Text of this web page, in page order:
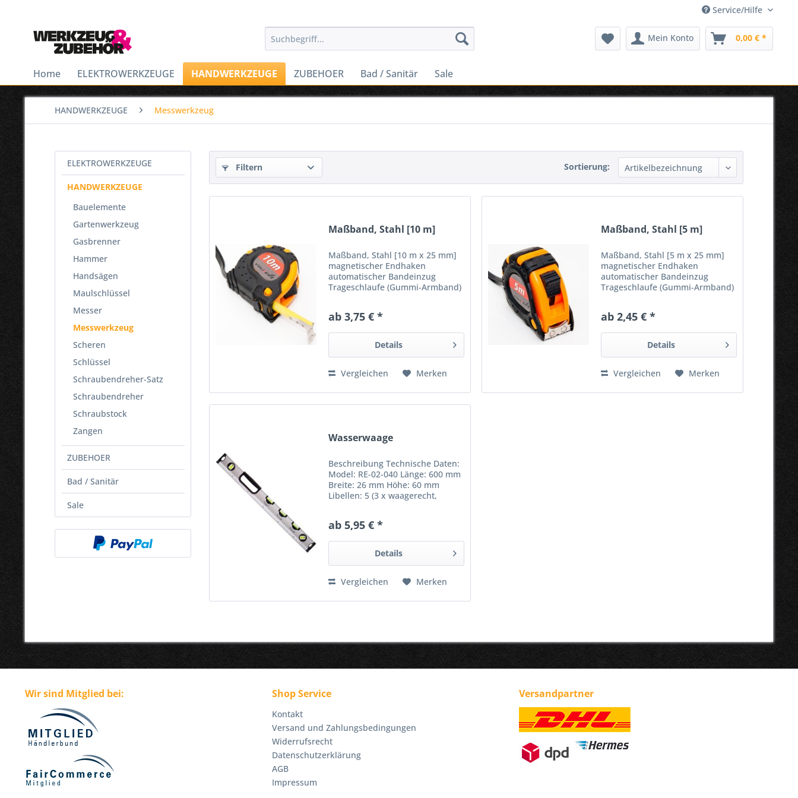
Service/Hilfe
Mein Konto 0,00 € *
Home ELEKTROWERKZEUGE HANDWERKZEUGE ZUBEHOER Bad / Sanitär Sale
HANDWERKZEUGE Messwerkzeug
ELEKTROWERKZEUGE
HANDWERKZEUGE
Bauelemente
Gartenwerkzeug
Gasbrenner
Hammer
Handsägen
Maulschlüssel
Messer
Messwerkzeug
Scheren
Schlüssel
Schraubendreher-Satz
Schraubendreher
Schraubstock
Zangen
ZUBEHOER
Bad / Sanitär
Sale
Filtern Sortierung:
Maßband, Stahl [10 m]
Maßband, Stahl [10 m x 25 mm]
magnetischer Endhaken
automatischer Bandeinzug
Trageschlaufe (Gummi-Armband)
Bandbremse 2 Stop-Tasten für
manuelle Bandhaltung Details:
Maßbandlänge:...
ab 3,75 € *
Details
Vergleichen Merken
Maßband, Stahl [5 m]
Maßband, Stahl [5 m x 25 mm]
magnetischer Endhaken
automatischer Bandeinzug
Trageschlaufe (Gummi-Armband)
Bandbremse 2 Tasten für
manuelle Bandhaltung Details:
Maßbandlänge: 5 m...
ab 2,45 € *
Details
Vergleichen Merken
Wasserwaage
Beschreibung Technische Daten:
Model: RE-02-040 Länge: 600 mm
Breite: 26 mm Höhe: 60 mm
Libellen: 5 (3 x waagerecht,
Wasserwaage 60 cm Technische
ab 5,95 € *
Details
Vergleichen Merken
Wir sind Mitglied bei: Shop Service
Kontakt
Versand und Zahlungsbedingungen
Widerrufsrecht
Datenschutzerklärung
AGB
Impressum
Versandpartner